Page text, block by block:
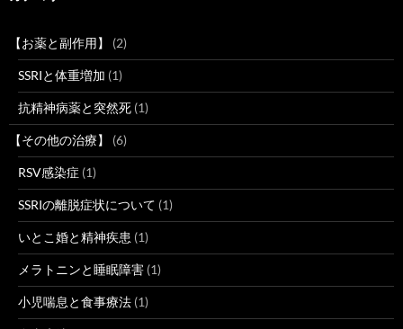
【お薬と副作用】 (2)
SSRIと体重増加 (1)
抗精神病薬と突然死 (1)
【その他の治療】 (6)
RSV感染症 (1)
SSRIの離脱症状について (1)
いとこ婚と精神疾患 (1)
メラトニンと睡眠障害 (1)
小児喘息と食事療法 (1)